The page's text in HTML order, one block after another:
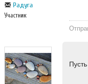
Радуга
Участник